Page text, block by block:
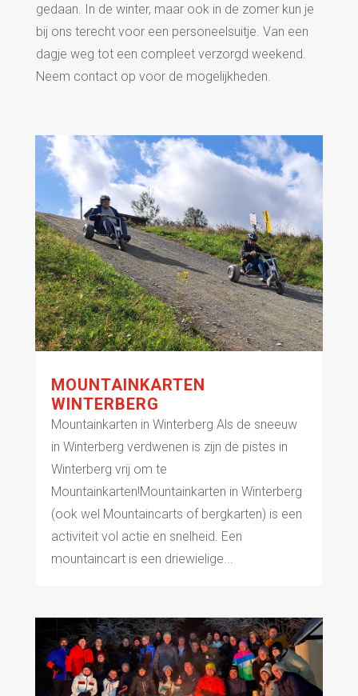
gedaan. In de winter, maar ook in de zomer kun je
bij ons terecht voor een personeelsuitje. Van een
dagje weg tot een compleet verzorgd weekend.
Neem contact op voor de mogelijkheden.
MOUNTAINKARTEN
WINTERBERG
Mountainkarten in Winterberg Als de sneeuw
in Winterberg verdwenen is zijn de pistes in
Winterberg vrij om te
Mountainkarten!Mountainkarten in Winterberg
(ook wel Mountaincarts of bergkarten) is een
activiteit vol actie en snelheid. Een
mountaincart is een driewielige...